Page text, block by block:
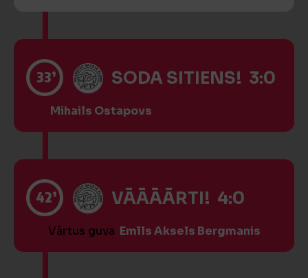
33’ SODA SITIENS! 3:0
Mihails Ostapovs
42’ VĀĀĀĀRTI! 4:0
Vārtus guva Emīls Aksels Bergmanis